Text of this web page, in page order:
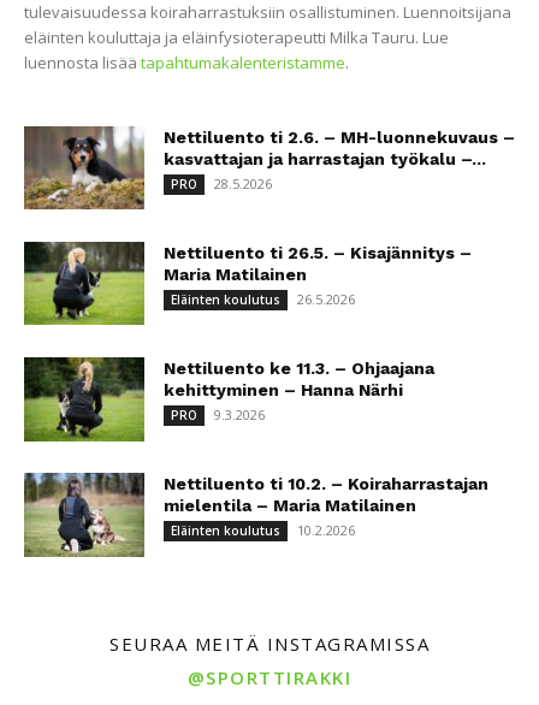
tulevaisuudessa koiraharrastuksiin osallistuminen. Luennoitsijana
eläinten kouluttaja ja eläinfysioterapeutti Milka Tauru. Lue
luennosta lisää tapahtumakalenteristamme.
Nettiluento ti 2.6. – MH-luonnekuvaus –
kasvattajan ja harrastajan työkalu –...
PRO 28.5.2026
Nettiluento ti 26.5. – Kisajännitys –
Maria Matilainen
Eläinten koulutus 26.5.2026
Nettiluento ke 11.3. – Ohjaajana
kehittyminen – Hanna Närhi
PRO 9.3.2026
Nettiluento ti 10.2. – Koiraharrastajan
mielentila – Maria Matilainen
Eläinten koulutus 10.2.2026
SEURAA MEITÄ INSTAGRAMISSA
@SPORTTIRAKKI